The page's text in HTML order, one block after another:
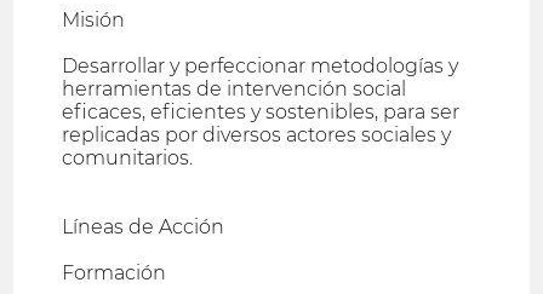
Misión
Desarrollar y perfeccionar metodologías y
herramientas de intervención social
eficaces, eficientes y sostenibles, para ser
replicadas por diversos actores sociales y
comunitarios.
Líneas de Acción
Formación